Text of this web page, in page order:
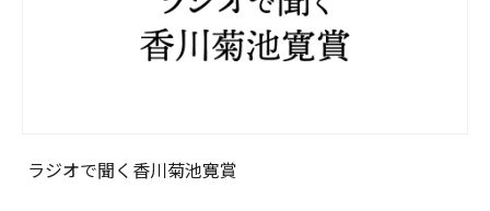
ラジオで聞く香川菊池寛賞